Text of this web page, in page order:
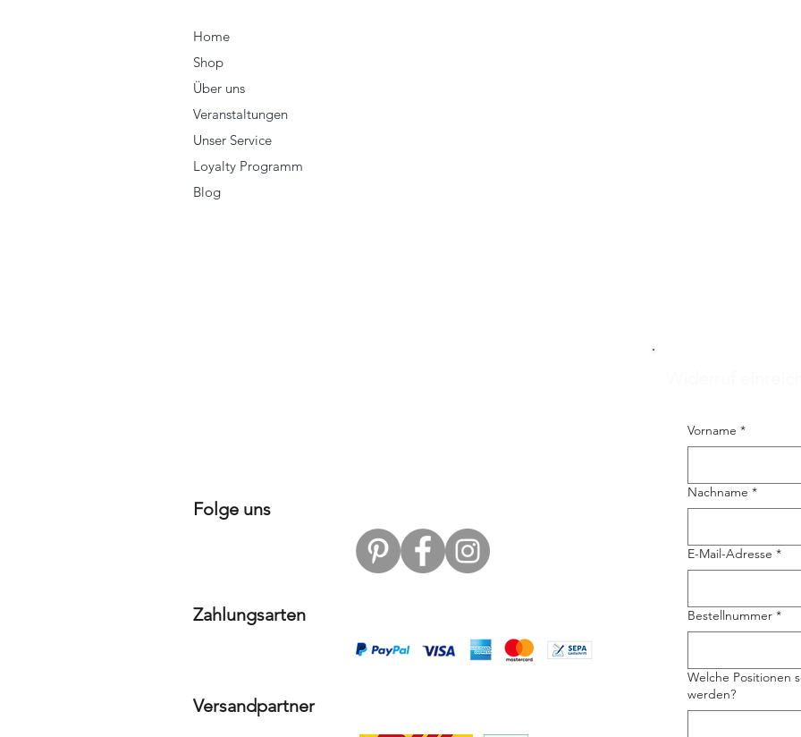
Home
Shop
Über uns
Veranstaltungen
Unser Service
Loyalty Programm
Blog
Folge uns
Zahlungsarten
Vorname *
Nachname *
E-Mail-Adresse *
Bestellnummer *
Welche Positionen
werden?
Versandpartner